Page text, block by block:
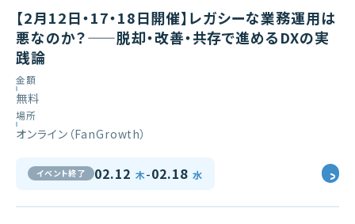
【2月12日・17・18日開催】レガシーな業務運用は
悪なのか？——脱却・改善・共存で進めるDXの実
践論
金額
無料
場所
オンライン（FanGrowth）
イベント終了 02.12 木-02.18 水